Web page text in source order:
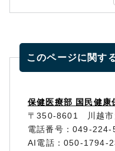
このページに関す
保健医療部 国民健康
〒350-8601 川越市
電話番号：049-224-
AI電話：050-1794-